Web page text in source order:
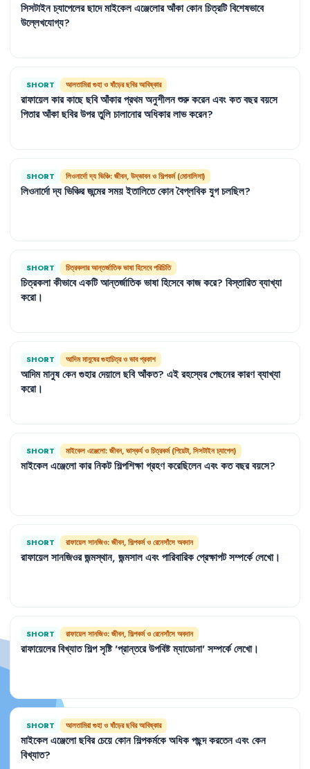
সিসটাইনচ্যাপেলেরছাদেমাইকেলএঞ্জেলোরআঁকাকোনচিত্রটিবিশেষভাবে
উল্লেখযোগ্য?
SHORT আলতামিরা গুহা ও ষাঁড়ের ছবির আবিষ্কার
রাফায়েলকারকাছেছবিআঁকারপ্রথমঅনুশীলনশুরুকরেনএবংকতবছরবয়সে
পিতারআঁকাছবিরউপরতুলিচালানোরঅধিকারলাভকরেন?
SHORT লিওনার্দো দ্য ভিঞ্চি: জীবন, উদ্ভাবন ও শিল্পকর্ম (মোনালিসা)
লিওনার্দোদ্যভিঞ্চিরজন্মেরসময়ইতালিতেকোনবৈপ্লবিকযুগচলছিল?
SHORT চিত্রকলার আন্তর্জাতিক ভাষা হিসেবে পরিচিতি
চিত্রকলাকীভাবেএকটিআন্তর্জাতিকভাষাহিসেবেকাজকরে? বিস্তারিতব্যাখ্যা
করো।
SHORT আদিম মানুষের গুহাচিত্র ও ভাব প্রকাশ
আদিমমানুষকেনগুহারদেয়ালেছবিআঁকত? এইরহস্যেরপেছনেরকারণব্যাখ্যা
করো।
SHORT মাইকেল এঞ্জেলো: জীবন, ভাস্কর্য ও চিত্রকর্ম (পিয়েটা, সিসটাইন চ্যাপেল)
মাইকেলএঞ্জেলোকারনিকটশিল্পশিক্ষাগ্রহণকরেছিলেনএবংকতবছরবয়সে?
SHORT রাফায়েল সানজিও: জীবন, শিল্পকর্ম ও রেনেসাঁসে অবদান
রাফায়েলসানজিওরজন্মস্থান, জন্মসালএবংপারিবারিকপ্রেক্ষাপটসম্পর্কেলেখো।
SHORT রাফায়েল সানজিও: জীবন, শিল্পকর্ম ও রেনেসাঁসে অবদান
রাফায়েলেরবিখ্যাতশিল্পসৃষ্টি 'প্রান্তরেউপবিষ্টম্যাডোনা'সম্পর্কেলেখো।
SHORT আলতামিরা গুহা ও ষাঁড়ের ছবির আবিষ্কার
মাইকেলএঞ্জেলোছবিরচেয়েকোনশিল্পকর্মকেঅধিকপছন্দকরতেনএবংকেন
বিখ্যাত?